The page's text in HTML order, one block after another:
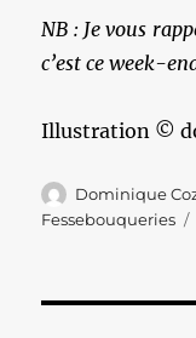
NB : Je vous
c’est ce week-
Illustration ©
Auteur
Dominique
Fessebouqueries